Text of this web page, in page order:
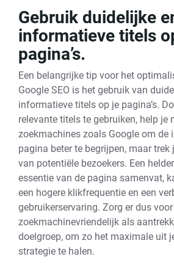
Gebruik duidelijke
informatieve titels
pagina’s.
Een belangrijke tip voor het
Google SEO is het gebruik van
informatieve titels op je pagina’s.
relevante titels te gebruiken, help je
zoekmachines zoals Google om de
pagina beter te begrijpen, maar
van potentiële bezoekers. Een
essentie van de pagina samenvat,
een hogere klikfrequentie en een
gebruikerservaring. Zorg er dus
zoekmachinevriendelijk als
doelgroep, om zo het maximale uit
strategie te halen.